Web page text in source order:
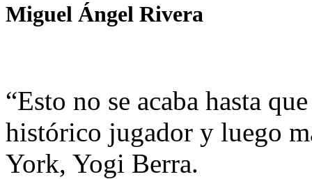
Miguel Ángel Rivera
“Esto no se acaba hasta
histórico jugador y luego
York, Yogi Berra.